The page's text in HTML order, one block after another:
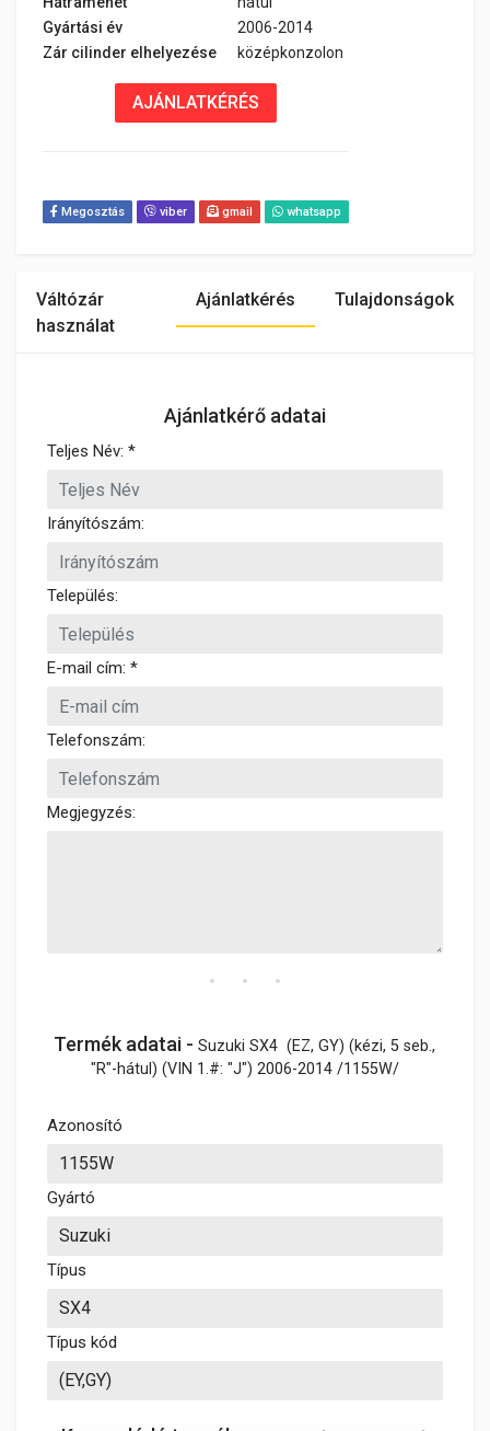
Gyártási év
2006-2014
Zár cilinder elhelyezése
középkonzolon
AJÁNLATKÉRÉS
Megosztás viber gmail whatsapp
Váltózár
használat
Ajánlatkérés Tulajdonságok
Ajánlatkérő adatai
Teljes Név: *
Irányítószám:
Település:
E-mail cím: *
Telefonszám:
Megjegyzés:
Termék adatai -Suzuki SX4 (EZ, GY) (kézi, 5 seb.,
"R"-hátul) (VIN 1.#: "J") 2006-2014 /1155W/
Azonosító
Gyártó
Típus
Típus kód